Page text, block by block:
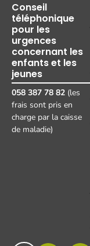
Conseil
téléphonique
pour les
urgences
concernant les
enfants et les
jeunes
058 387 78 82 (les
frais sont pris en
charge par la caisse
de maladie)